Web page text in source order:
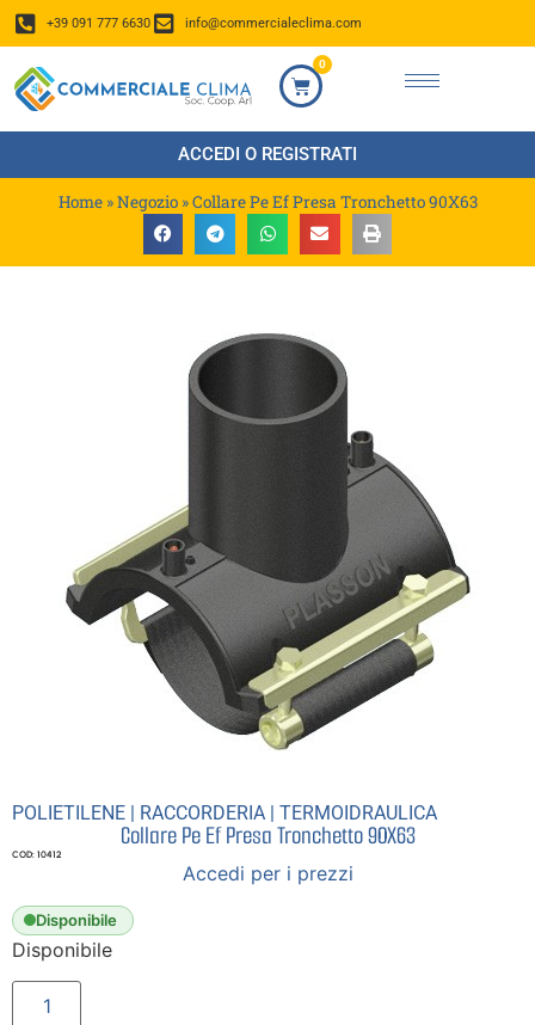
+39 091 777 6630 info@commercialeclima.com
0
ACCEDI O REGISTRATI
Home»Negozio»Collare Pe Ef Presa Tronchetto 90X63
POLIETILENE | RACCORDERIA | TERMOIDRAULICA
Collare Pe Ef Presa Tronchetto 90X63
COD: 10412
Accedi per i prezzi
Disponibile
Disponibile